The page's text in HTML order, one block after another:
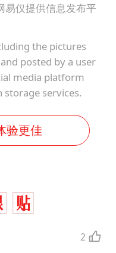
易仅提供信息发布平
the pictures
posted by a user
media platform
services.
验更佳
2